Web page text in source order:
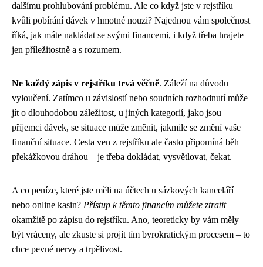
dalšímu prohlubování problému. Ale co když jste v rejstříku
kvůli pobírání dávek v hmotné nouzi? Najednou vám společnost
říká, jak máte nakládat se svými financemi, i když třeba hrajete
jen příležitostně a s rozumem.
Ne každý zápis v rejstříku trvá věčně. Záleží na důvodu
vyloučení. Zatímco u závislostí nebo soudních rozhodnutí může
jít o dlouhodobou záležitost, u jiných kategorií, jako jsou
příjemci dávek, se situace může změnit, jakmile se změní vaše
finanční situace. Cesta ven z rejstříku ale často připomíná běh
překážkovou dráhou – je třeba dokládat, vysvětlovat, čekat.
A co peníze, které jste měli na účtech u sázkových kanceláří
nebo online kasin? Přístup k těmto financím můžete ztratit
okamžitě po zápisu do rejstříku. Ano, teoreticky by vám měly
být vráceny, ale zkuste si projít tím byrokratickým procesem – to
chce pevné nervy a trpělivost.